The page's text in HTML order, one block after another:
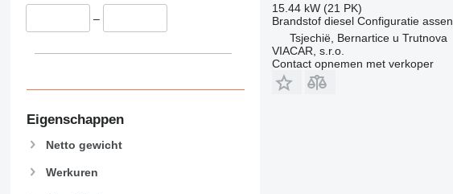
426
432
438
444
JZ
–
Eigenschappen
Netto gewicht
Werkuren
15.44 kW (21 PK)
Brandstof diesel Configuratie assen
Tsjechië, Bernartice u Trutnova
VIACAR, s.r.o.
Contact opnemen met verkoper